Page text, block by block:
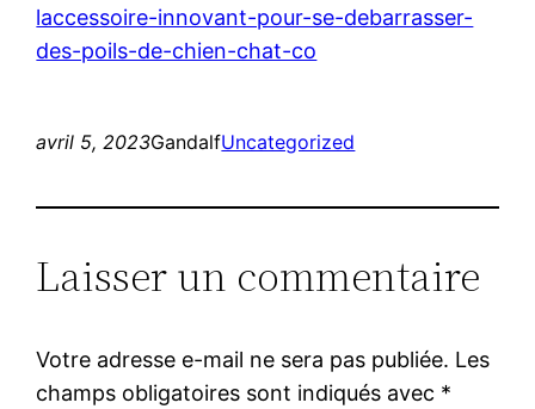
laccessoire-innovant-pour-se-debarrasser-
des-poils-de-chien-chat-co
avril 5, 2023GandalfUncategorized
Laisser un commentaire
Votre adresse e-mail ne sera pas publiée. Les
champs obligatoires sont indiqués avec *